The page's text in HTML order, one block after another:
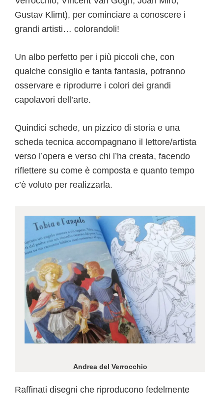
Gustav Klimt), per cominciare a conoscere i
grandi artisti… colorandoli!
Un albo perfetto per i più piccoli che, con
qualche consiglio e tanta fantasia, potranno
osservare e riprodurre i colori dei grandi
capolavori dell’arte.
Quindici schede, un pizzico di storia e una
scheda tecnica accompagnano il lettore/artista
verso l’opera e verso chi l’ha creata, facendo
riflettere su come è composta e quanto tempo
c’è voluto per realizzarla.
Andrea del Verrocchio
Raffinati disegni che riproducono fedelmente